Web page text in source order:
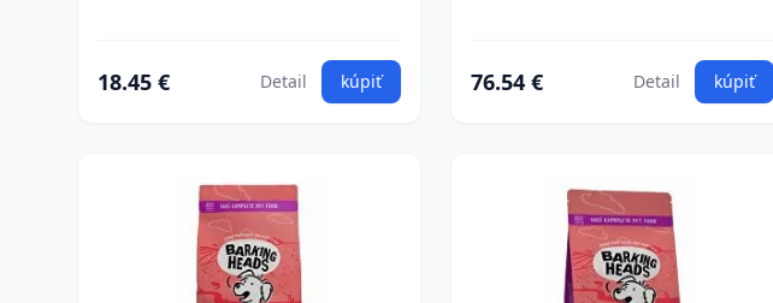
18.45 € Detail kúpiť 76.54 € Detail kúpiť